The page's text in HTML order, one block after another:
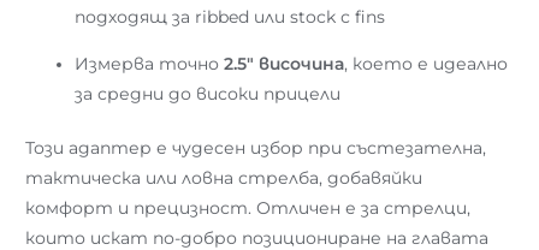
подходящ за ribbed или stock с fins
Измерва точно2.5″ височина, което е идеално
за средни до високи прицели
Този адаптер е чудесен избор при състезателна,
тактическа или ловна стрелба, добавяйки
комфорт и прецизност. Отличен е за стрелци,
които искат по-добро позициониране на главата